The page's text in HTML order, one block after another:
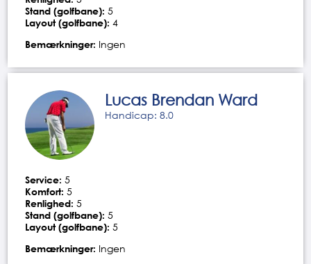
Stand (golfbane): 5
Layout (golfbane): 4
Bemærkninger: Ingen
Lucas Brendan Ward
Handicap: 8.0
Service: 5
Komfort: 5
Renlighed: 5
Stand (golfbane): 5
Layout (golfbane): 5
Bemærkninger: Ingen